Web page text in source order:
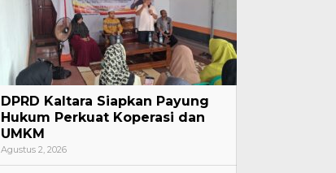
DPRD Kaltara Siapkan Payung
Hukum Perkuat Koperasi dan
UMKM
Agustus 2, 2026